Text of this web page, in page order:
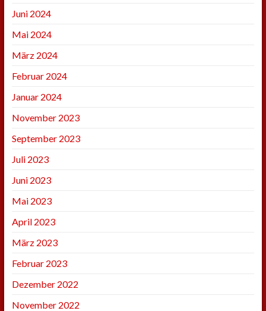
Juni 2024
Mai 2024
März 2024
Februar 2024
Januar 2024
November 2023
September 2023
Juli 2023
Juni 2023
Mai 2023
April 2023
März 2023
Februar 2023
Dezember 2022
November 2022